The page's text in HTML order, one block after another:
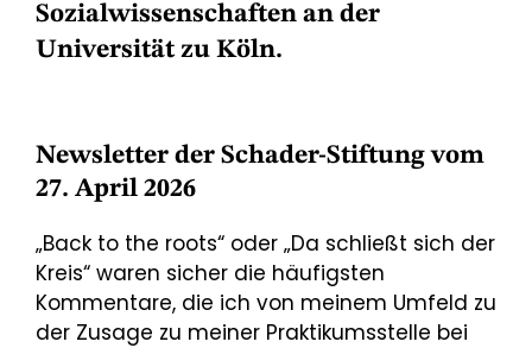
Sozialwissenschaften an der
Universität zu Köln.
Newsletter der Schader-Stiftung vom
27. April 2026
„Back to the roots“ oder „Da schließt sich der
Kreis“ waren sicher die häufigsten
Kommentare, die ich von meinem Umfeld zu
der Zusage zu meiner Praktikumsstelle bei